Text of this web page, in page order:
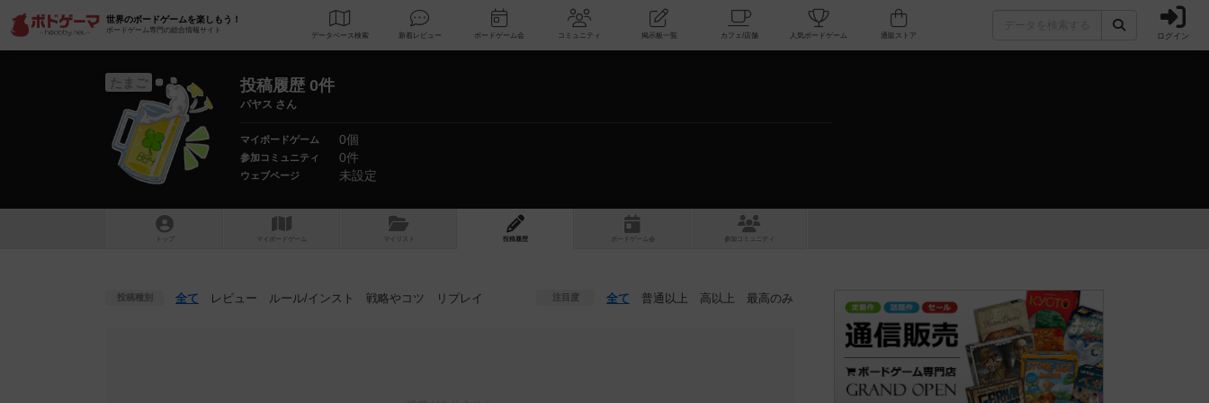
世界のボードゲームを楽しもう！
ボードゲーム専門の総合情報サイト
データベース 検索 新着レビュー ボードゲーム会 コミュニティ 掲示板一覧 カフェ/店舗 人気ボードゲーム ログイン
投稿履歴 0件
パヤス さん
マイボードゲーム 0個
参加コミュニティ 0件
ウェブページ 未設定
トップ マイボードゲーム マイリスト 投稿履歴 ボ ドゲ ーム コミュニティ
投稿種別 全て レビュー ルール/インスト 戦略やコツ リプレイ 注目度 全て 普通以上 高以上 最高のみ